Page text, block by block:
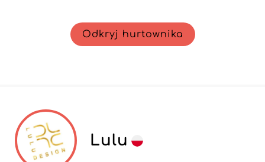
Odkryj hurtownika
Lulu